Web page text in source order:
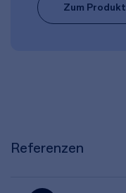
Zum Produkt
Referenzen